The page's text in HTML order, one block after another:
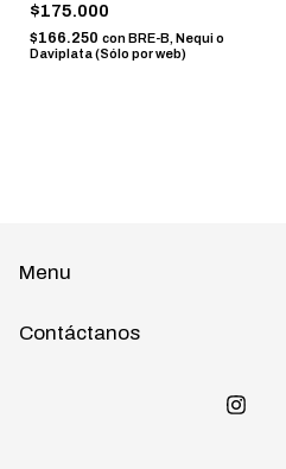
$175.000
$166.250 con BRE-B, Nequi o
Daviplata (Sólo por web)
Menu
Contáctanos